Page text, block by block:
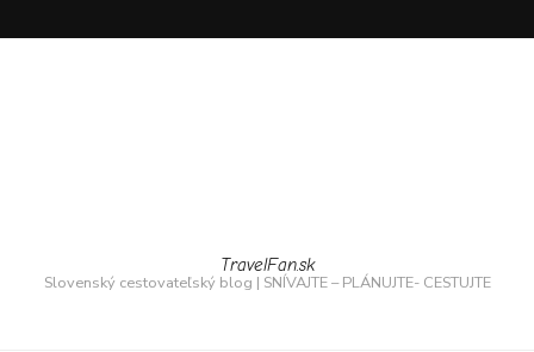
TravelFan.sk
Slovenský cestovateľský blog | SNÍVAJTE – PLÁNUJTE- CESTUJTE